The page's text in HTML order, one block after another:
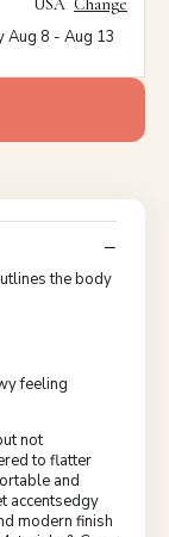
USA Change
Aug 8 - Aug 13
the body
feeling
not
to flatter
and
accentsedgy
modern finish